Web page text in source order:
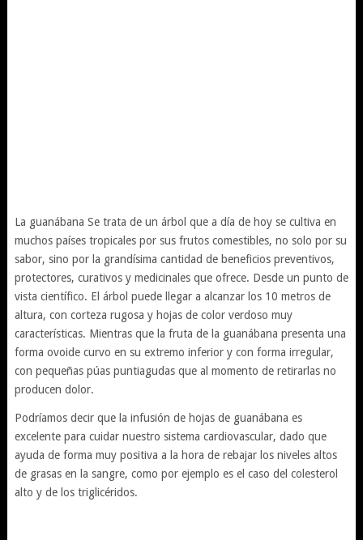
La guanábana Se trata de un árbol que a día de hoy se cultiva en
muchos países tropicales por sus frutos comestibles, no solo por su
sabor, sino por la grandísima cantidad de beneficios preventivos,
protectores, curativos y medicinales que ofrece. Desde un punto de
vista científico. El árbol puede llegar a alcanzar los 10 metros de
altura, con corteza rugosa y hojas de color verdoso muy
características. Mientras que la fruta de la guanábana presenta una
forma ovoide curvo en su extremo inferior y con forma irregular,
con pequeñas púas puntiagudas que al momento de retirarlas no
producen dolor.
Podríamos decir que la infusión de hojas de guanábana es
excelente para cuidar nuestro sistema cardiovascular, dado que
ayuda de forma muy positiva a la hora de rebajar los niveles altos
de grasas en la sangre, como por ejemplo es el caso del colesterol
alto y de los triglicéridos.